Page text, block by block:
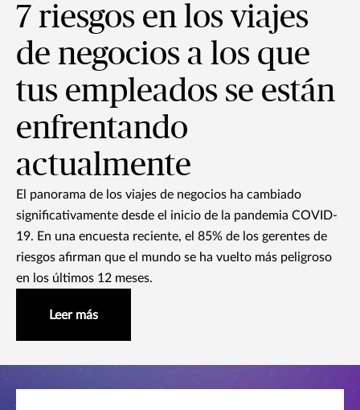
7 riesgos en los viajes
de negocios a los que
tus empleados se están
enfrentando
actualmente
El panorama de los viajes de negocios ha cambiado
significativamente desde el inicio de la pandemia COVID-
19. En una encuesta reciente, el 85% de los gerentes de
riesgos afirman que el mundo se ha vuelto más peligroso
en los últimos 12 meses.
Leer más